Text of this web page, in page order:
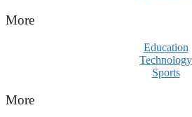
More
Education
Technology
Sports
More